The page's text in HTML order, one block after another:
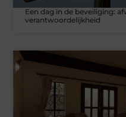
Een dag in de beveiliging:
verantwoordelijkheid